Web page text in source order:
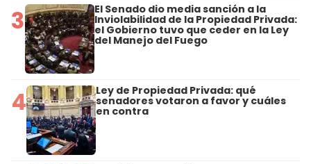
3 El Senado dio media sanción a la
Inviolabilidad de la Propiedad Privada:
el Gobierno tuvo que ceder en la Ley
del Manejo del Fuego
4 Ley de Propiedad Privada: qué
senadores votaron a favor y cuáles
en contra